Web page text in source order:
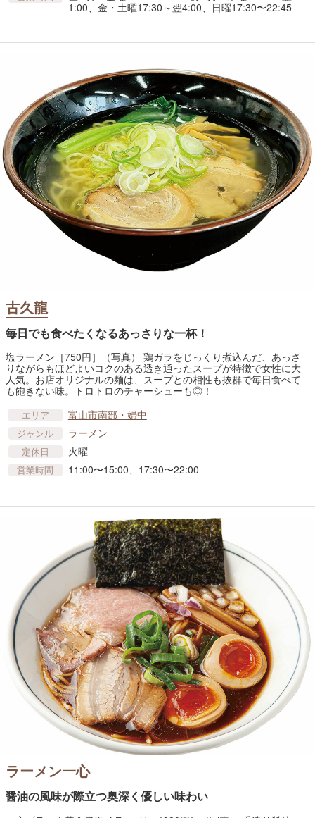
1:00、金・土曜17:30～翌4:00、日曜17:30〜22:45
古久龍
毎日でも食べたくなるあっさりな一杯！
塩ラーメン［750円］（写真） 鶏ガラをじっくり煮込んだ、あっさ
りながらもほどよいコクのある透き通ったスープが特徴で女性に大
人気。お店オリジナルの麺は、スープとの相性も抜群で毎日食べて
も飽きない味。トロトロのチャーシューも◎！
エリア 富山市南部・婦中
ジャンル ラーメン
定休日 火曜
営業時間 11:00〜15:00、17:30〜22:00
ラーメン一心
醤油の風味が際立つ奥深く優しい味わい